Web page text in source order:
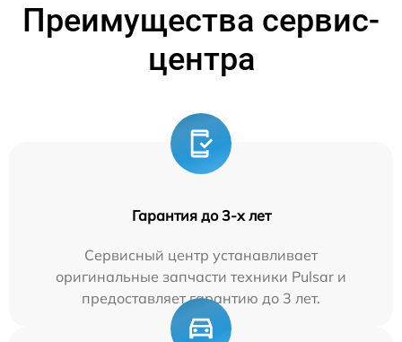
Преимущества сервис-
центра
Гарантия до 3-х лет
Сервисный центр устанавливает
оригинальные запчасти техники Pulsar и
предоставляет гарантию до 3 лет.